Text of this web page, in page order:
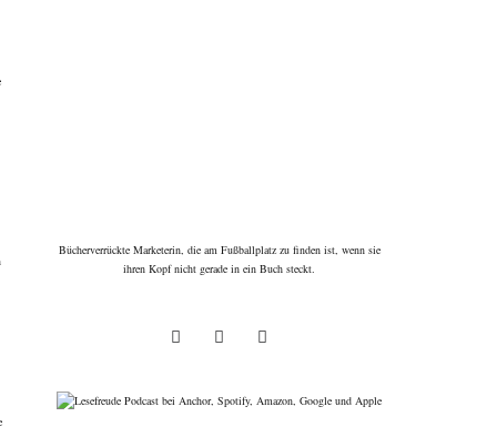
Bücherverrückte Marketerin, die am Fußballplatz zu finden ist, wenn sie
ihren Kopf nicht gerade in ein Buch steckt.